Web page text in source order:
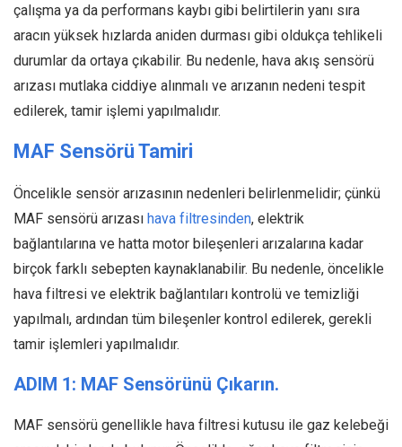
çalışma ya da performans kaybı gibi belirtilerin yanı sıra
aracın yüksek hızlarda aniden durması gibi oldukça tehlikeli
durumlar da ortaya çıkabilir. Bu nedenle, hava akış sensörü
arızası mutlaka ciddiye alınmalı ve arızanın nedeni tespit
edilerek, tamir işlemi yapılmalıdır.
MAF Sensörü Tamiri
Öncelikle sensör arızasının nedenleri belirlenmelidir; çünkü
MAF sensörü arızası hava filtresinden, elektrik
bağlantılarına ve hatta motor bileşenleri arızalarına kadar
birçok farklı sebepten kaynaklanabilir. Bu nedenle, öncelikle
hava filtresi ve elektrik bağlantıları kontrolü ve temizliği
yapılmalı, ardından tüm bileşenler kontrol edilerek, gerekli
tamir işlemleri yapılmalıdır.
ADIM 1: MAF Sensörünü Çıkarın.
MAF sensörü genellikle hava filtresi kutusu ile gaz kelebeği